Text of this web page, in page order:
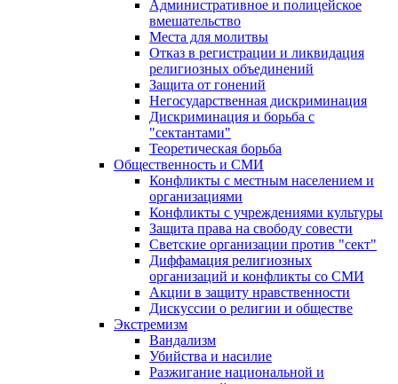
Административное и полицейское
вмешательство
Места для молитвы
Отказ в регистрации и ликвидация
религиозных объединений
Защита от гонений
Негосударственная дискриминация
Дискриминация и борьба с
"сектантами"
Теоретическая борьба
Общественность и СМИ
Конфликты с местным населением и
организациями
Конфликты с учреждениями культуры
Защита права на свободу совести
Светские организации против "сект"
Диффамация религиозных
организаций и конфликты со СМИ
Акции в защиту нравственности
Дискуссии о религии и обществе
Экстремизм
Вандализм
Убийства и насилие
Разжигание национальной и